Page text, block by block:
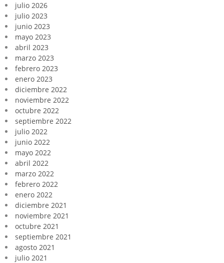
julio 2026
julio 2023
junio 2023
mayo 2023
abril 2023
marzo 2023
febrero 2023
enero 2023
diciembre 2022
noviembre 2022
octubre 2022
septiembre 2022
julio 2022
junio 2022
mayo 2022
abril 2022
marzo 2022
febrero 2022
enero 2022
diciembre 2021
noviembre 2021
octubre 2021
septiembre 2021
agosto 2021
julio 2021